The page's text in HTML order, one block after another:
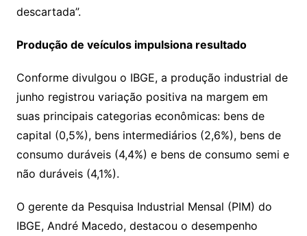
descartada”.
Produção de veículos impulsiona resultado
Conforme divulgou o IBGE, a produção industrial de
junho registrou variação positiva na margem em
suas principais categorias econômicas: bens de
capital (0,5%), bens intermediários (2,6%), bens de
consumo duráveis (4,4%) e bens de consumo semi e
não duráveis (4,1%).
O gerente da Pesquisa Industrial Mensal (PIM) do
IBGE, André Macedo, destacou o desempenho